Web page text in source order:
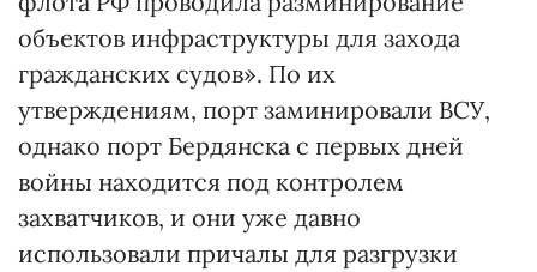
объектов инфраструктуры для захода
гражданских судов». По их
утверждениям, порт заминировали ВСУ,
однако порт Бердянска с первых дней
войны находится под контролем
захватчиков, и они уже давно
использовали причалы для разгрузки